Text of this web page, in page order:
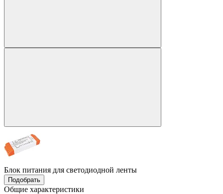
Блок питания для светодиодной ленты
Подобрать
Общие характеристики